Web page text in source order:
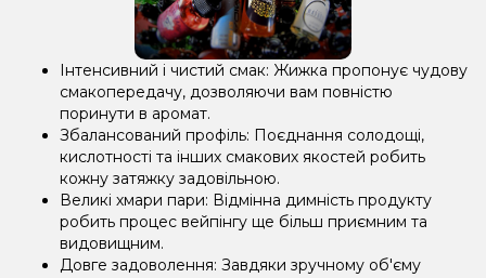
Інтенсивний і чистий смак: Жижка пропонує чудову
смакопередачу, дозволяючи вам повністю
поринути в аромат.
Збалансований профіль: Поєднання солодощі,
кислотності та інших смакових якостей робить
кожну затяжку задовільною.
Великі хмари пари: Відмінна димність продукту
робить процес вейпінгу ще більш приємним та
видовищним.
Довге задоволення: Завдяки зручному об'єму